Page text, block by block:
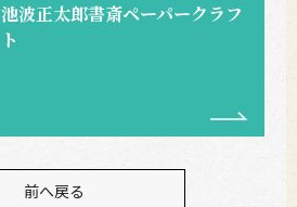
池波正太郎書斎ペーパークラフ
ト
前へ戻る